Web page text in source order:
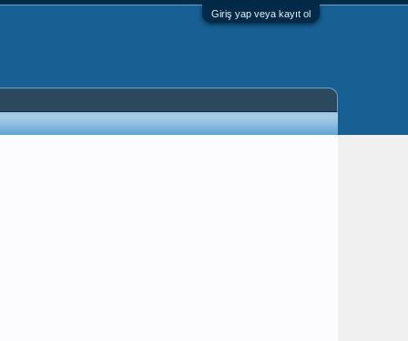
Giriş yap veya kayıt ol